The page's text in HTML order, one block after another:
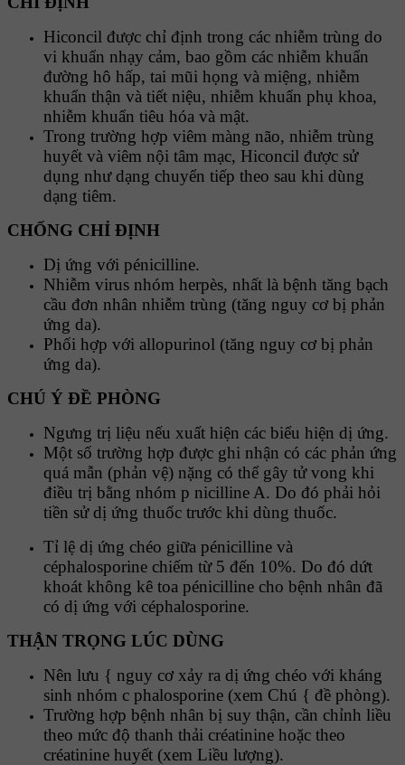
Hiconcil được chỉ định trong các nhiễm trùng do
vi khuẩn nhạy cảm, bao gồm các nhiễm khuẩn
đường hô hấp, tai mũi họng và miệng, nhiễm
khuẩn thận và tiết niệu, nhiễm khuẩn phụ khoa,
nhiễm khuẩn tiêu hóa và mật.
Trong trường hợp viêm màng não, nhiễm trùng
huyết và viêm nội tâm mạc, Hiconcil được sử
dụng như dạng chuyển tiếp theo sau khi dùng
dạng tiêm.
CHỐNG CHỈ ĐỊNH
Dị ứng với pénicilline.
Nhiễm virus nhóm herpès, nhất là bệnh tăng bạch
cầu đơn nhân nhiễm trùng (tăng nguy cơ bị phản
ứng da).
Phối hợp với allopurinol (tăng nguy cơ bị phản
ứng da).
CHÚ Ý ĐỀ PHÒNG
Ngưng trị liệu nếu xuất hiện các biểu hiện dị ứng.
Một số trường hợp được ghi nhận có các phản ứng
quá mẫn (phản vệ) nặng có thể gây tử vong khi
điều trị bằng nhóm p nicilline A. Do đó phải hỏi
tiền sử dị ứng thuốc trước khi dùng thuốc.
Tỉ lệ dị ứng chéo giữa pénicilline và
céphalosporine chiếm từ 5 đến 10%. Do đó dứt
khoát không kê toa pénicilline cho bệnh nhân đã
có dị ứng với céphalosporine.
THẬN TRỌNG LÚC DÙNG
Nên lưu { nguy cơ xảy ra dị ứng chéo với kháng
sinh nhóm c phalosporine (xem Chú { đề phòng).
Trường hợp bệnh nhân bị suy thận, cần chỉnh liều
theo mức độ thanh thải créatinine hoặc theo
créatinine huyết (xem Liều lượng).